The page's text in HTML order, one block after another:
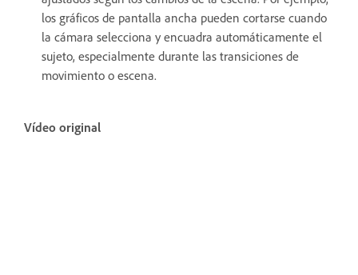
los gráficos de pantalla ancha pueden cortarse cuando
la cámara selecciona y encuadra automáticamente el
sujeto, especialmente durante las transiciones de
movimiento o escena.
Vídeo original